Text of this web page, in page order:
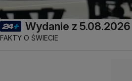
Wydanie z 5.08.2026
FAKTY O ŚWIECIE